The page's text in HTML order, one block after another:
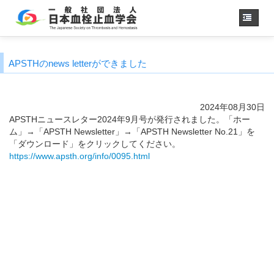
学会概要・理事長挨拶
診療 ガイドライン
用語集
APSTHのnews letterができました
2024年08月30日
APSTHニュースレター2024年9月号が発行されました。「ホー
ム」→「APSTH Newsletter」→「APSTH Newsletter No.21」を
「ダウンロード」をクリックしてください。
https://www.apsth.org/info/0095.html